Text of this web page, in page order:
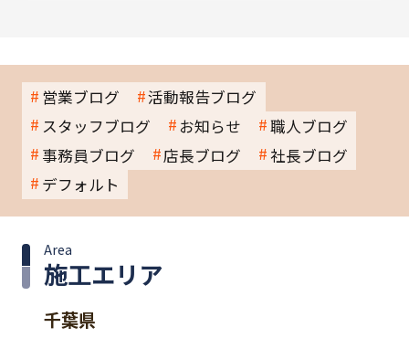
営業ブログ
活動報告ブログ
スタッフブログ
お知らせ
職人ブログ
事務員ブログ
店長ブログ
社長ブログ
デフォルト
施工エリア
Area
千葉県